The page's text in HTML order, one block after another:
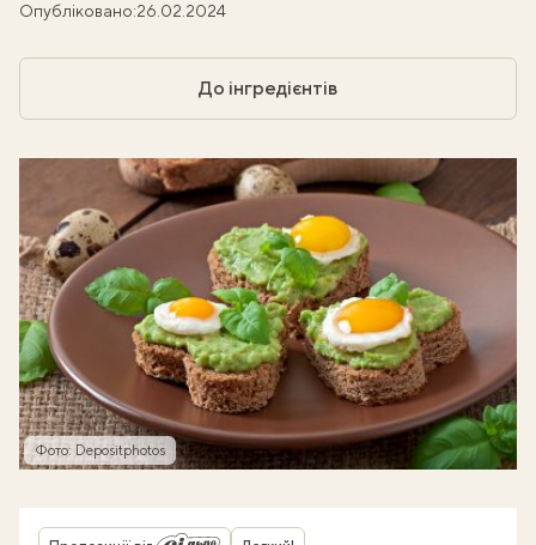
Опубліковано:26.02.2024
До інгредієнтів
Фото: Depositphotos